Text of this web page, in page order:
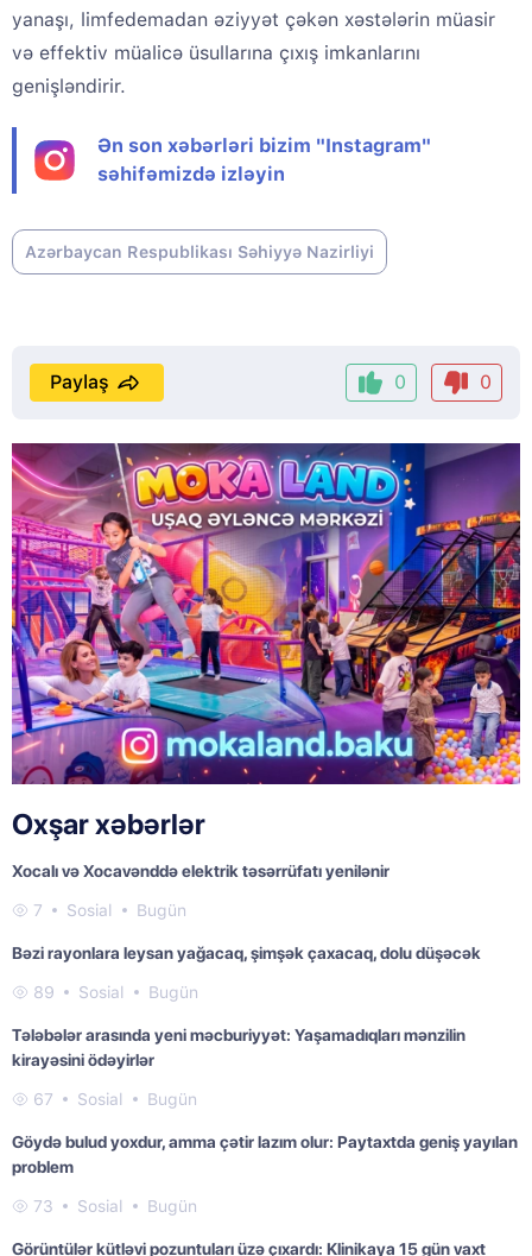
yanaşı, limfedemadan əziyyət çəkən xəstələrin müasir
və effektiv müalicə üsullarına çıxış imkanlarını
genişləndirir.
Ən son xəbərləri bizim "Instagram"
səhifəmizdə izləyin
Azərbaycan Respublikası Səhiyyə Nazirliyi
0 0
Paylaş
Oxşar xəbərlər
Xocalı və Xocavənddə elektrik təsərrüfatı yenilənir
7 Sosial Bugün
Bəzi rayonlara leysan yağacaq, şimşək çaxacaq, dolu düşəcək
89 Sosial Bugün
Tələbələr arasında yeni məcburiyyət: Yaşamadıqları mənzilin
kirayəsini ödəyirlər
67 Sosial Bugün
Göydə bulud yoxdur, amma çətir lazım olur: Paytaxtda geniş yayılan
problem
73 Sosial Bugün
Görüntülər kütləvi pozuntuları üzə çıxardı: Klinikaya 15 gün vaxt